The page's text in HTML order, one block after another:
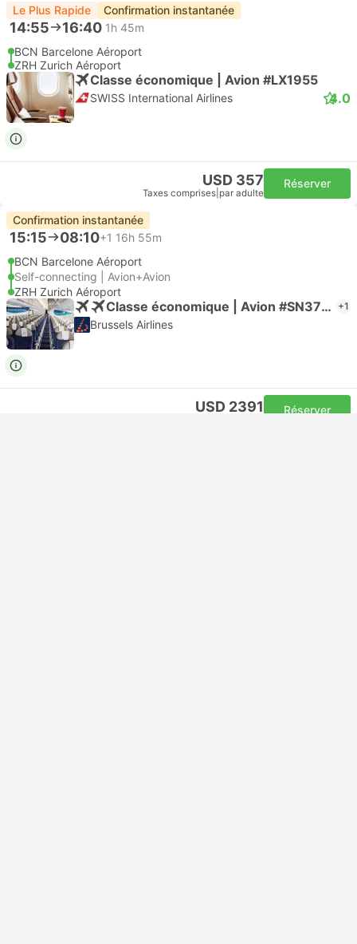
Le Plus Rapide Confirmation instantanée
14:55 16:40 1h 45m
BCN Barcelone Aéroport
ZRH Zurich Aéroport
Classe économique | Avion #LX1955
SWISS International Airlines 4.0
USD 357
Taxes comprises par adulte
Réserver
Confirmation instantanée
15:15 08:10+1 16h 55m
BCN Barcelone Aéroport
Self-connecting | Avion+Avion
ZRH Zurich Aéroport
Classe économique | Avion #SN3704 +1
Brussels Airlines
USD 2391 Réserver